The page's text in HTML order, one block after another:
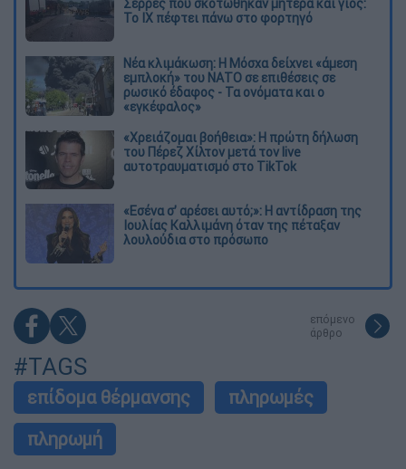
Σέρρες που σκοτώθηκαν μητέρα και γιος:
Το ΙΧ πέφτει πάνω στο φορτηγό
Νέα κλιμάκωση: Η Μόσχα δείχνει «άμεση
εμπλοκή» του ΝΑΤΟ σε επιθέσεις σε
ρωσικό έδαφος - Τα ονόματα και ο
«εγκέφαλος»
«Χρειάζομαι βοήθεια»: Η πρώτη δήλωση
του Πέρεζ Χίλτον μετά τον live
αυτοτραυματισμό στο TikTok
«Εσένα σ’ αρέσει αυτό;»: Η αντίδραση της
Ιουλίας Καλλιμάνη όταν της πέταξαν
λουλούδια στο πρόσωπο
επόμενο
άρθρο
#TAGS
επίδομα θέρμανσης
πληρωμές
πληρωμή